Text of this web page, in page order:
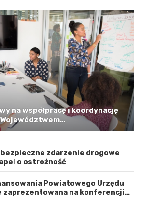
na współpracę i koordynację
a Gminą Miastem Koszalin
zdarzenie drogowe
o ostrożność
Powiatowego Urzędu
zaprezentowana na konferencji